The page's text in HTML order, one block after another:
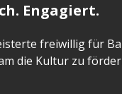
Engagiert.
freiwillig für
die Kultur zu